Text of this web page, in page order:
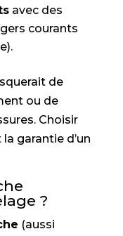
avec des
courants
de
ou de
Choisir
la garantie d’un
?
(aussi